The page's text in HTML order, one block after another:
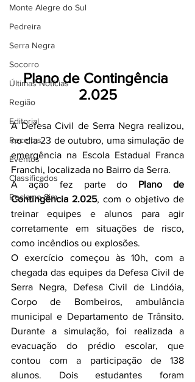
Monte Alegre do Sul
Pedreira
Serra Negra
Socorro
Últimas Notícias
Região
Editorial
Receitas
Eventos
Classificados
Reclamo Sim
Plano de Contingência
2.025
A Defesa Civil de Serra Negra realizou,
no dia 23 de outubro, uma simulação de
emergência na Escola Estadual Franca
Franchi, localizada no Bairro da Serra.
A ação fez parte do Plano de
Contingência 2.025, com o objetivo de
treinar equipes e alunos para agir
corretamente em situações de risco,
como incêndios ou explosões.
O exercício começou às 10h, com a
chegada das equipes da Defesa Civil de
Serra Negra, Defesa Civil de Lindóia,
Corpo de Bombeiros, ambulância
municipal e Departamento de Trânsito.
Durante a simulação, foi realizada a
evacuação do prédio escolar, que
contou com a participação de 138
alunos. Dois estudantes foram